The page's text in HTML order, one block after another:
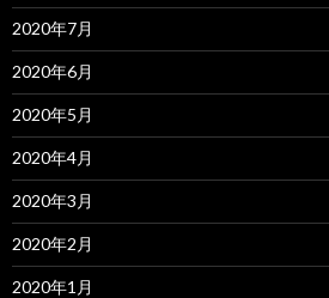
2020年7月
2020年6月
2020年5月
2020年4月
2020年3月
2020年2月
2020年1月